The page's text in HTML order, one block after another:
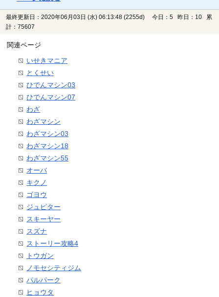
最終更新日：2020年06月03日 (水) 06:13:48 (2255d)
今日：5 昨日：10 累
計：75607
関連ページ
いせきマニア
とくせい
ひでんマシン03
ひでんマシン07
わざ
わざマシン
わざマシン03
わざマシン18
わざマシン55
オーバ
キクノ
ゴヨウ
ジュピター
スキーヤー
スズナ
ストーリー攻略4
トウガン
ノモセシティジム
パルパーク
ヒョウタ